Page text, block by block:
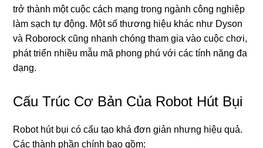
trở thành một cuộc cách mạng trong ngành công nghiệp
làm sạch tự động. Một số thương hiệu khác như Dyson
và Roborock cũng nhanh chóng tham gia vào cuộc chơi,
phát triển nhiều mẫu mã phong phú với các tính năng đa
dạng.
Cấu Trúc Cơ Bản Của Robot Hút Bụi
Robot hút bụi có cấu tạo khá đơn giản nhưng hiệu quả.
Các thành phần chính bao gồm: